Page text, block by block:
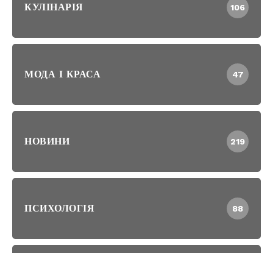
КУЛІНАРІЯ 106
МОДА І КРАСА 47
НОВИНИ 219
ПСИХОЛОГІЯ 88